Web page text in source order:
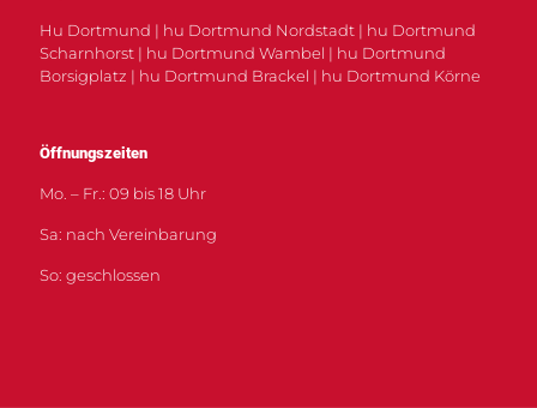
Hu Dortmund | hu Dortmund Nordstadt | hu Dortmund
Scharnhorst | hu Dortmund Wambel | hu Dortmund
Borsigplatz | hu Dortmund Brackel | hu Dortmund Körne
Öffnungszeiten
Mo. – Fr.: 09 bis 18 Uhr
Sa: nach Vereinbarung
So: geschlossen